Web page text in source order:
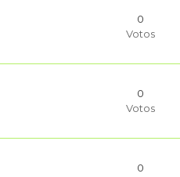
0
Votos
0
Votos
0